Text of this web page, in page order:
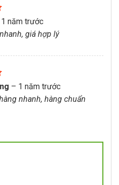
1 năm trước
giá hợp lý
– 1 năm trước
nhanh, hàng chuẩn